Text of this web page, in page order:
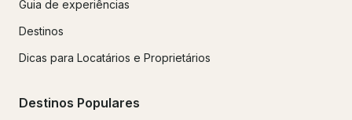
Guia de experiências
Destinos
Dicas para Locatários e Proprietários
Destinos Populares